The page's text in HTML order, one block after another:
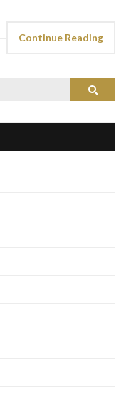
Continue Reading
Search